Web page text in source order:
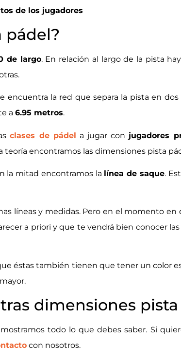
de los jugadores
pádel?
de largo. En relación al largo de la pista
la red que separa la pista en
a 6.95 metros.
clases de pádel a jugar con jugadores
teoría encontramos las dimensiones pista
la mitad encontramos la línea de saque.
líneas y medidas. Pero en el momento en
a priori y que te vendrá bien conocer
éstas también tienen que tener un color
dimensiones
todo lo que debes saber. Si
con nosotros.